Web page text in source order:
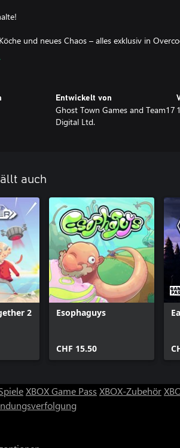
und neues Chaos – alles exklusiv in
– den Hilfe-Modus! Dieser bietet eine Reihe
machen: Rezepte laufen langsamer ab,
Can Eat enthält Features, damit so viele
kann beliebig vergrößert werden,
zu erkennen !
und koche in Overcooked! All
Entwickelt von
Ghost Town Games and Team17
Digital Ltd.
auch
2 Esophaguys
CHF 15.50
XBOX Game Pass XBOX-Zubehör